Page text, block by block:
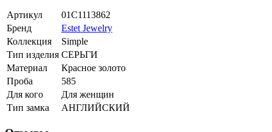
Артикул
01С1113862
Бренд
Estet Jewelry
Коллекция
Simple
Тип изделия СЕРЬГИ
Материал
Красное золото
Проба
585
Для кого
Для женщин
Тип замка
АНГЛИЙСКИЙ